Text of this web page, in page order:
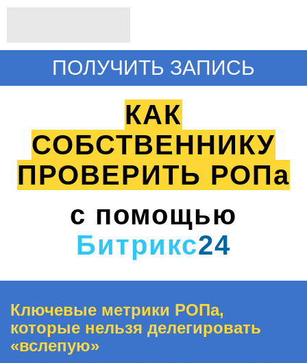
ПОЛУЧИТЬ ЗАПИСЬ
КАК
СОБСТВЕННИКУ
ПРОВЕРИТЬ РОПа
с помощью
Битрикс24
Ключевые метрики РОПа,
которые нельзя делегировать
«вслепую»